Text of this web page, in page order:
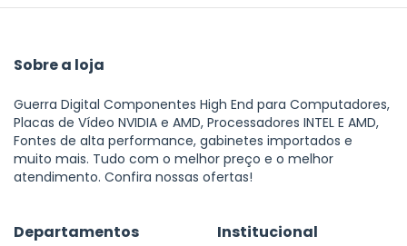
Sobre a loja
Guerra Digital Componentes High End para Computadores,
Placas de Vídeo NVIDIA e AMD, Processadores INTEL E AMD,
Fontes de alta performance, gabinetes importados e
muito mais. Tudo com o melhor preço e o melhor
atendimento. Confira nossas ofertas!
Departamentos Institucional